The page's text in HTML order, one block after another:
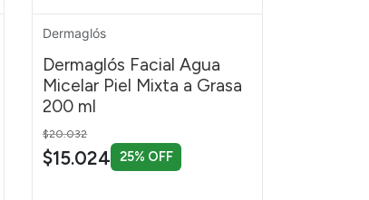
Dermaglós
Dermaglós Facial Agua
Micelar Piel Mixta a Grasa
200 ml
Price reduced from
$20.032to
$15.024 25% OFF